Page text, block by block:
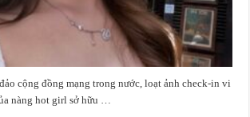
cộng đồng mạng trong nước, loạt ảnh check-in vi
nàng hot girl sở hữu …